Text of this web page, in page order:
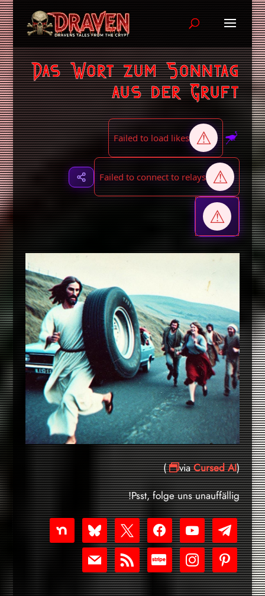
Das Wort zum Sonntag
aus der Gruft
(via
Cursed AI
)
Psst, folge uns unauffällig!
telegram
youtube-
play
facebook
x
bluesky
nextdoor
pinterest
instagram
cc-
stripe
rss
mail